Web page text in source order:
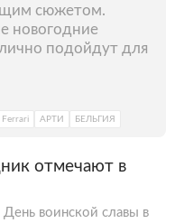
сюжетом.
новогодние
подойдут для
Ferrari АРТИ БЕЛЬГИЯ
отмечают в
воинской славы в